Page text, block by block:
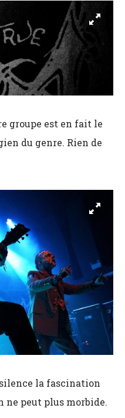
groupe est en fait le
du genre. Rien de
la fascination
ne peut plus morbide.